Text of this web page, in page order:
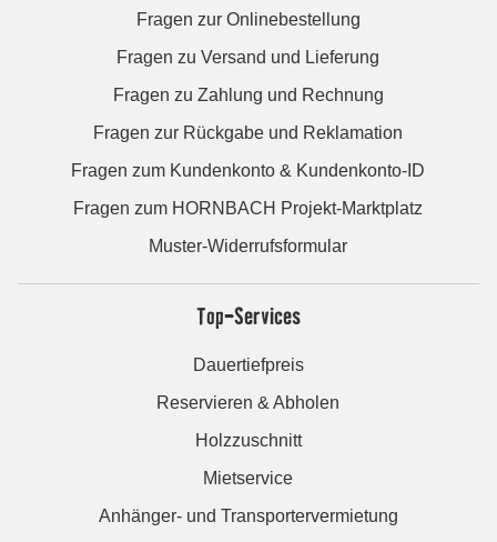
Fragen zur Onlinebestellung
Fragen zu Versand und Lieferung
Fragen zu Zahlung und Rechnung
Fragen zur Rückgabe und Reklamation
Fragen zum Kundenkonto & Kundenkonto-ID
Fragen zum HORNBACH Projekt-Marktplatz
Muster-Widerrufsformular
Top-Services
Dauertiefpreis
Reservieren & Abholen
Holzzuschnitt
Mietservice
Anhänger- und Transportervermietung